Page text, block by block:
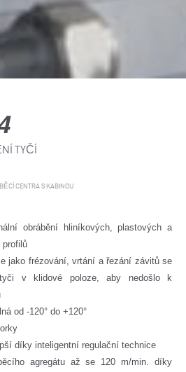
TYČÍ
CENTRA S KABINOU
obrábění hliníkových, plastových a
profilů
jako frézování, vrtání a řezání závitů se
v klidové poloze, aby nedošlo k
od -120° do +120°
díky inteligentní regulační technice
agregátu až se 120 m/min. díky